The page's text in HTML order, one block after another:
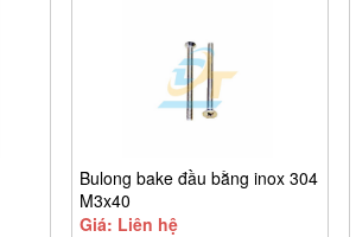
Bulong bake đầu bằng inox 304
M3x40
Giá: Liên hệ